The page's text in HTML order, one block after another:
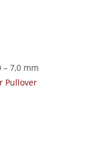
7,0 mm
Pullover